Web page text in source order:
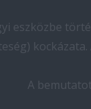
eszközbe
A